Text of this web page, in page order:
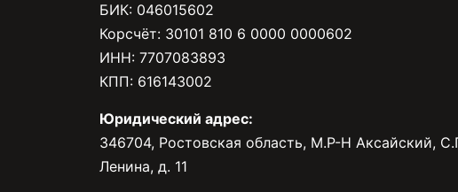
БИК: 046015602
Корсчёт: 30101 810 6 0000 0000602
ИНН: 7707083893
КПП: 616143002
Юридический адрес:
346704, Ростовская область, М.Р-Н Аксайский,
Ленина, д. 11